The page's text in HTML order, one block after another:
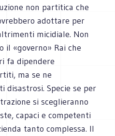
non partitica che
adottare per
micidiale. Non
il «governo» Rai che
fa dipendere
ma se ne
Specie se per
si sceglieranno
capaci e competenti
tanto complessa. Il